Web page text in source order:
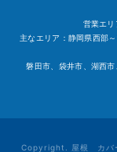
営業エ
主なエリア：静岡県西部
磐田市、袋井市、湖西
Copyright. 屋根 カバ